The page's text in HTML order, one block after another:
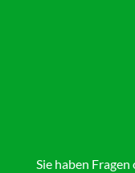
Sie haben